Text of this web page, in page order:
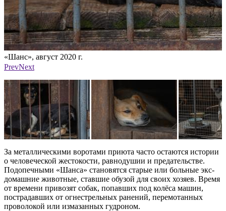
«Шанс», август 2020 г.
Фото: Анастасия Тарасова
PrevNext
За металлическими воротами приюта часто остаются истории
о человеческой жестокости, равнодушии и предательстве.
Подопечными «Шанса» становятся старые или больные экс-
домашние животные, ставшие обузой для своих хозяев. Время
от времени привозят собак, попавших под колёса машин,
пострадавших от огнестрельных ранений, перемотанных
проволокой или измазанных гудроном.